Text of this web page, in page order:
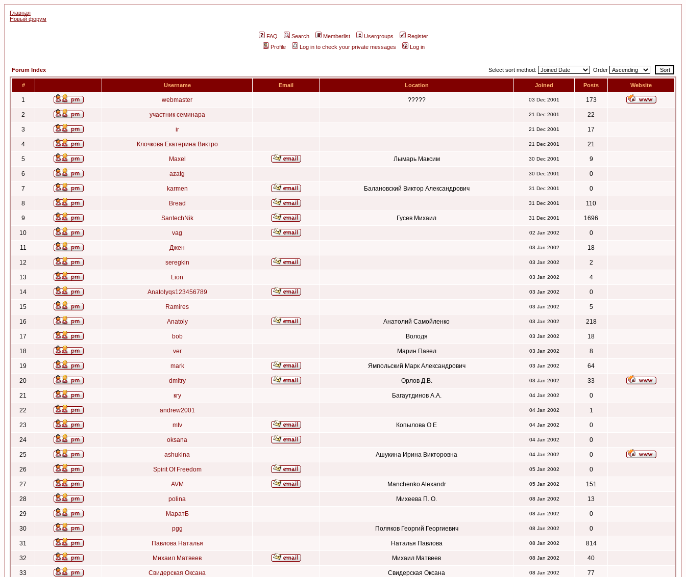
Главная
Новый форум
FAQ Search Memberlist Usergroups
Register
Profile
Log in to check your private messages Log in
Forum Index Select sort method: Order
# Username Email Location Joined Posts Website
1 webmaster ????? 03 Dec 2001 173
2 участник семинара 21 Dec 2001 22
3 ir 21 Dec 2001 17
4 Клочкова Екатерина Виктро 21 Dec 2001 21
5 Maxel Лымарь Максим 30 Dec 2001 9
6 azatg 30 Dec 2001 0
7 karmen Балановский Виктор Александрович 31 Dec 2001 0
8 Bread 31 Dec 2001 110
9 SantechNik Гусев Михаил 31 Dec 2001 1696
10 vag 02 Jan 2002 0
11 Джен 03 Jan 2002 18
12 seregkin 03 Jan 2002 2
13 Lion 03 Jan 2002 4
14 Anatolyqs123456789 03 Jan 2002 0
15 Ramires 03 Jan 2002 5
16 Anatoly Анатолий Самойленко 03 Jan 2002 218
17 bob Володя 03 Jan 2002 18
18 ver Марин Павел 03 Jan 2002 8
19 mark Ямпольский Марк Александрович 03 Jan 2002 64
20 dmitry Орлов Д.В. 03 Jan 2002 33
21 кгу Багаутдинов А.А. 04 Jan 2002 0
22 andrew2001 04 Jan 2002 1
23 mtv Копылова О Е 04 Jan 2002 0
24 oksana 04 Jan 2002 0
25 ashukina Ашукина Ирина Викторовна 04 Jan 2002 0
26 Spirit Of Freedom 05 Jan 2002 0
27 AVM Manchenko Alexandr 05 Jan 2002 151
28 polina Михеева П. О. 08 Jan 2002 13
29 МаратБ 08 Jan 2002 0
30 pgg Поляков Георгий Георгиевич 08 Jan 2002 0
31 Павлова Наталья Наталья Павлова 08 Jan 2002 814
32 Михаил Матвеев Михаил Матвеев 08 Jan 2002 40
33 Свидерская Оксана Свидерская Оксана 08 Jan 2002 77